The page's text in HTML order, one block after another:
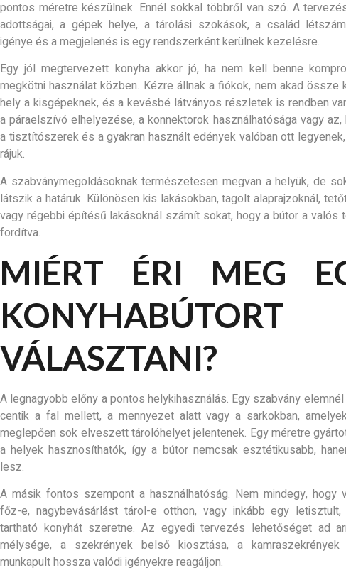
pontos méretre készülnek. Ennél sokkal többről van szó. A
adottságai, a gépek helye, a tárolási szokások, a család
igénye és a megjelenés is egy rendszerként kerülnek kezelésre.
Egy jól megtervezett konyha akkor jó, ha nem kell benne
megkötni használat közben. Kézre állnak a fiókok, nem akad össze
hely a kisgépeknek, és a kevésbé látványos részletek is rendben
a páraelszívó elhelyezése, a konnektorok használhatósága vagy
a tisztítószerek és a gyakran használt edények valóban ott
rájuk.
A szabványmegoldásoknak természetesen megvan a helyük, de
látszik a határuk. Különösen kis lakásokban, tagolt alaprajzoknál,
vagy régebbi építésű lakásoknál számít sokat, hogy a bútor a valós
fordítva.
MIÉRT ÉRI MEG
KONYHABÚTORT
VÁLASZTANI?
A legnagyobb előny a pontos helykihasználás. Egy szabvány elemnél
centik a fal mellett, a mennyezet alatt vagy a sarkokban,
meglepően sok elveszett tárolóhelyet jelentenek. Egy méretre
a helyek hasznosíthatók, így a bútor nemcsak esztétikusabb,
lesz.
A másik fontos szempont a használhatóság. Nem mindegy, hogy
főz-e, nagybevásárlást tárol-e otthon, vagy inkább egy letisztult,
tartható konyhát szeretne. Az egyedi tervezés lehetőséget ad
mélysége, a szekrények belső kiosztása, a
munkapult hossza valódi igényekre reagáljon.